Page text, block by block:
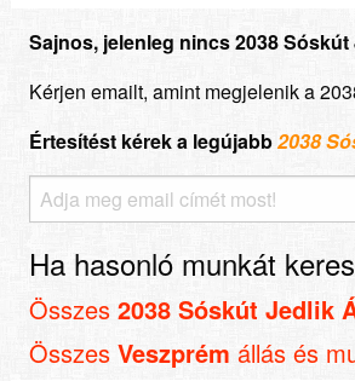
Sajnos, jelenleg nincs 2038
Kérjen emailt, amint megjelenik a
Értesítést kérek a legújabb2038
Ha hasonló munkát
Összes 2038 Sóskút Jedlik
Összes Veszprém állás és